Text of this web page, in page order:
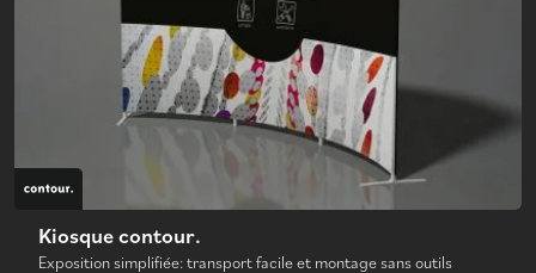
Kiosque contour.
Exposition simplifiée: transport facile et montage sans outils